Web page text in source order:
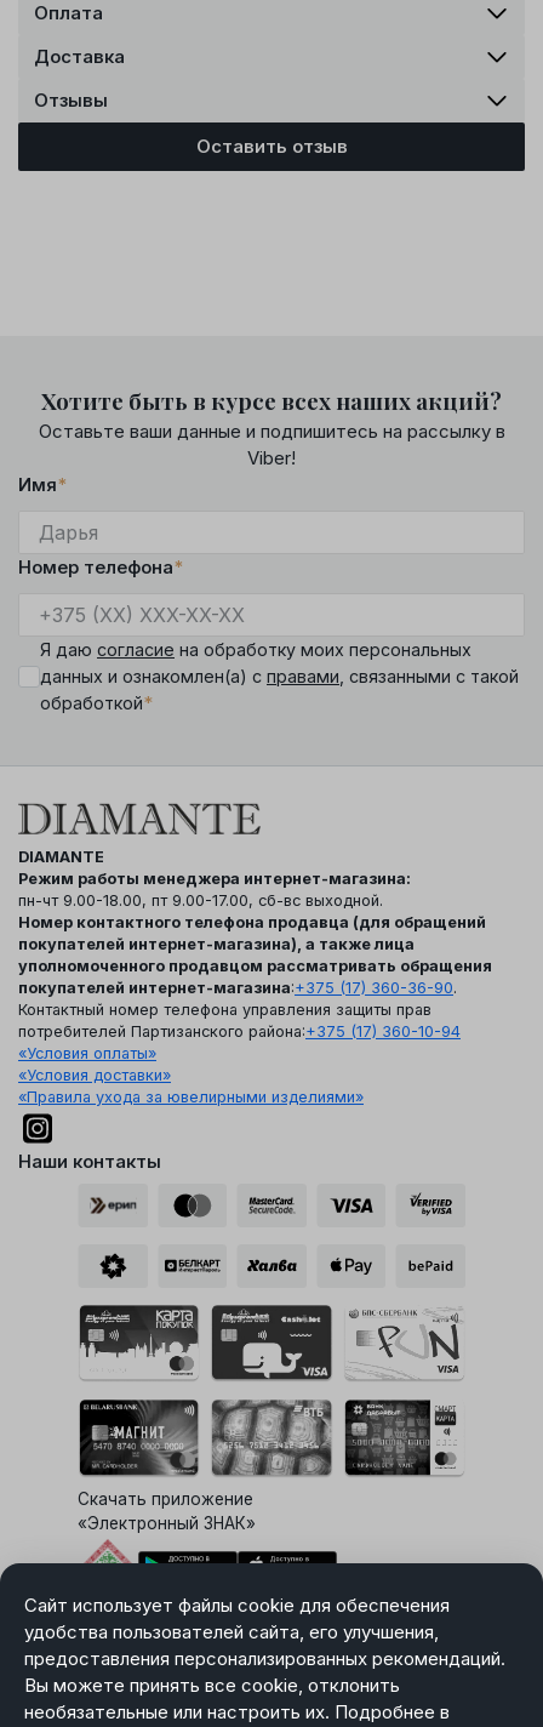
Оплата
Доставка
Отзывы
Оставить отзыв
Сайт использует файлы cookie для обеспечения
удобства пользователей сайта, его улучшения,
предоставления персонализированных рекомендаций.
Вы можете принять все cookie, отклонить
необязательные или настроить их. Подробнее в
Хотите быть в курсе всех наших акций?
Оставьте ваши данные и подпишитесь на рассылку в
Viber!
Имя*
Номер телефона*
Я даю согласие на обработку моих персональных
данных и ознакомлен(а) с правами , связанными с такой
обработкой*
DIAMANTE
Режим работы менеджера интернет-магазина:
пн-чт 9.00-18.00, пт 9.00-17.00, сб-вс выходной.
Номер контактного телефона продавца (для обращений
покупателей интернет-магазина), а также лица
уполномоченного продавцом рассматривать обращения
покупателей интернет-магазина:+375 (17) 360-36-90.
Контактный номер телефона управления защиты прав
потребителей Партизанского района:+375 (17) 360-10-94
«Условия оплаты»
«Условия доставки»
«Правила ухода за ювелирными изделиями»
Наши контакты
Скачать приложение
«Электронный ЗНАК»
Выбор настроек Cookie
Карта сайта